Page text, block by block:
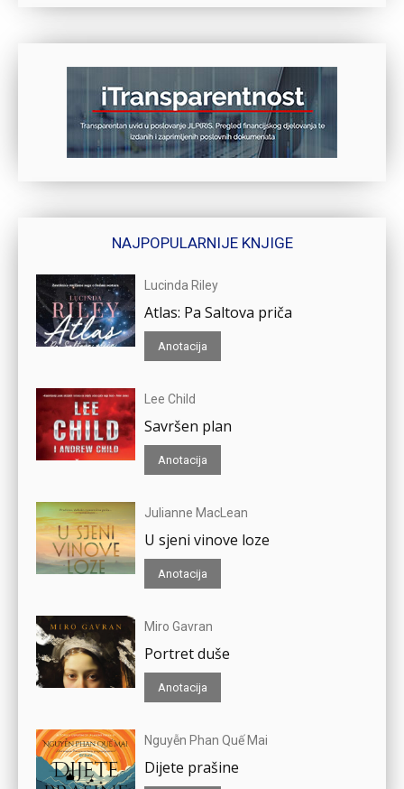
NAJPOPULARNIJE KNJIGE
Lucinda Riley
Atlas: Pa Saltova priča
Anotacija
Lee Child
Savršen plan
Anotacija
Julianne MacLean
U sjeni vinove loze
Anotacija
Miro Gavran
Portret duše
Anotacija
Nguyễn Phan Quế Mai
Dijete prašine